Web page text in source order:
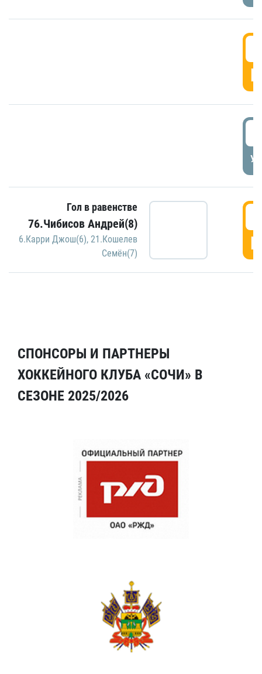
Гол в равенстве
76.Чибисов Андрей(8)
6.Карри Джош(6), 21.Кошелев
Семён(7)
СПОНСОРЫ И ПАРТНЕРЫ
ХОККЕЙНОГО КЛУБА «СОЧИ» В
СЕЗОНЕ 2025/2026